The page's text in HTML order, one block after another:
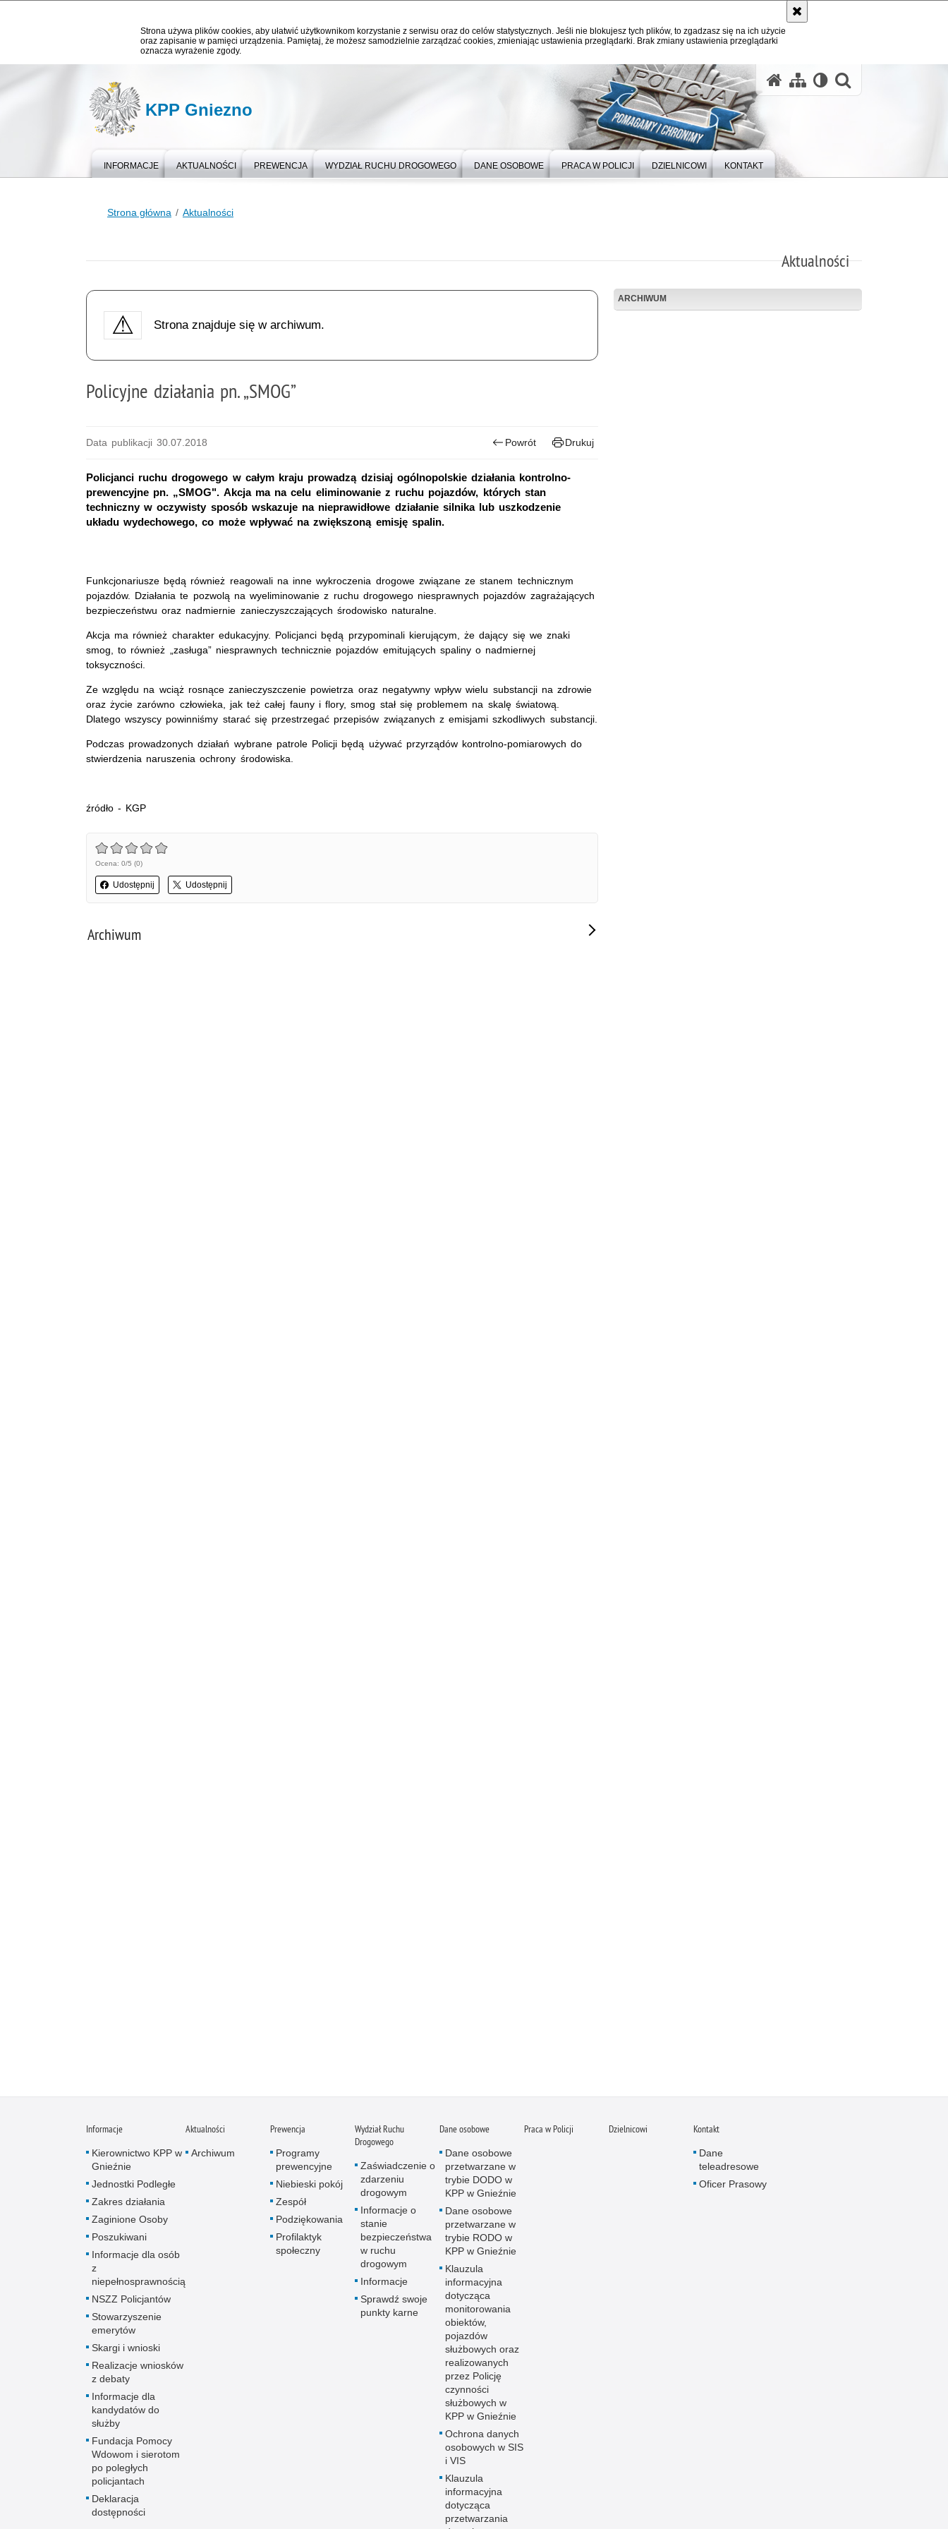
Strona używa plików cookies, aby ułatwić użytkownikom korzystanie z serwisu oraz do celów statystycznych. Jeśli nie blokujesz tych plików, to zgadzasz się na ich użycie
oraz zapisanie w pamięci urządzenia. Pamiętaj, że możesz samodzielnie zarządzać cookies, zmieniając ustawienia przeglądarki. Brak zmiany ustawienia przeglądarki
oznacza wyrażenie zgody.
KPP Gniezno
INFORMACJE AKTUALNOŚCI PREWENCJA WYDZIAŁ RUCHU DROGOWEGO DANE OSOBOWE PRACA W POLICJI DZIELNICOWI KONTAKT
Strona główna Aktualności
Aktualności
ARCHIWUM
Strona znajduje się w archiwum.
Policyjne działania pn. „SMOG”
Data publikacji 30.07.2018 Powrót Drukuj
Policjanci ruchu drogowego w całym kraju prowadzą dzisiaj ogólnopolskie działania kontrolno-
prewencyjne pn. „SMOG". Akcja ma na celu eliminowanie z ruchu pojazdów, których stan
techniczny w oczywisty sposób wskazuje na nieprawidłowe działanie silnika lub uszkodzenie
układu wydechowego, co może wpływać na zwiększoną emisję spalin.
Funkcjonariusze będą również reagowali na inne wykroczenia drogowe związane ze stanem technicznym
pojazdów. Działania te pozwolą na wyeliminowanie z ruchu drogowego niesprawnych pojazdów zagrażających
bezpieczeństwu oraz nadmiernie zanieczyszczających środowisko naturalne.
Akcja ma również charakter edukacyjny. Policjanci będą przypominali kierującym, że dający się we znaki
smog, to również „zasługa” niesprawnych technicznie pojazdów emitujących spaliny o nadmiernej
toksyczności.
Ze względu na wciąż rosnące zanieczyszczenie powietrza oraz negatywny wpływ wielu substancji na zdrowie
oraz życie zarówno człowieka, jak też całej fauny i flory, smog stał się problemem na skalę światową.
Dlatego wszyscy powinniśmy starać się przestrzegać przepisów związanych z emisjami szkodliwych substancji.
Podczas prowadzonych działań wybrane patrole Policji będą używać przyrządów kontrolno-pomiarowych do
stwierdzenia naruszenia ochrony środowiska.
źródło - KGP
Ocena: 0/5 (0)
Udostępnij Udostępnij
Archiwum
Informacje
Kierownictwo KPP w
Gnieźnie
Jednostki Podległe
Zakres działania
Zaginione Osoby
Poszukiwani
Informacje dla osób
z
niepełnosprawnością
NSZZ Policjantów
Stowarzyszenie
emerytów
Skargi i wnioski
Realizacje wniosków
z debaty
Informacje dla
kandydatów do
służby
Fundacja Pomocy
Wdowom i sierotom
po poległych
policjantach
Deklaracja
dostępności
Aktualności
Archiwum
Prewencja
Programy
prewencyjne
Niebieski pokój
Zespół
Podziękowania
Profilaktyk
społeczny
Wydział Ruchu
Drogowego
Zaświadczenie o
zdarzeniu
drogowym
Informacje o
stanie
bezpieczeństwa
w ruchu
drogowym
Informacje
Sprawdź swoje
punkty karne
Dane osobowe
Dane osobowe
przetwarzane w
trybie DODO w
KPP w Gnieźnie
Dane osobowe
przetwarzane w
trybie RODO w
KPP w Gnieźnie
Klauzula
informacyjna
dotycząca
monitorowania
obiektów,
pojazdów
służbowych oraz
realizowanych
przez Policję
czynności
służbowych w
KPP w Gnieźnie
Ochrona danych
osobowych w SIS
i VIS
Klauzula
informacyjna
dotycząca
przetwarzania
Praca w Policji Dzielnicowi Kontakt
Dane
teleadresowe
Oficer Prasowy